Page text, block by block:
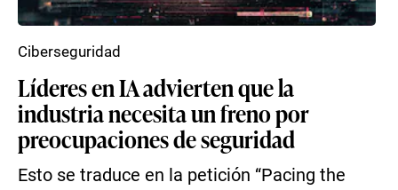
Líderes en IA advierten que la
industria necesita un freno por
preocupaciones de seguridad
Esto se traduce en la petición “Pacing the
Ciberseguridad